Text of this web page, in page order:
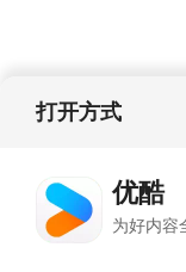
打开方式
优酷
为好内容